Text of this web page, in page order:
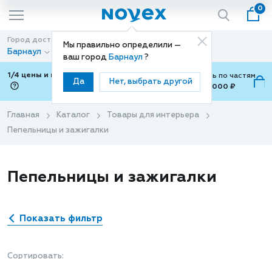
Мы правильно определили —
ваш город Барнаул ?
Да Нет, выбрать другой
0
Город доставки
Барнаул
Способ доставки
Доставка
1/4 цены и покупки ваши с Подели
Можно оплатить по частям
от 700 ₽ до 15,000 ₽
Главная Каталог
Товары для интерьера
Пепельницы и зажигалки
Пепельницы и зажигалки
Показать фильтр
Сортировать: